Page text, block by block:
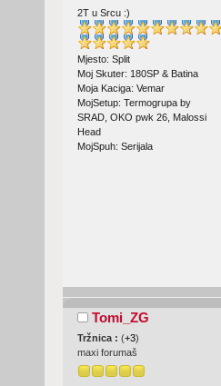
2T u Srcu :)
Mjesto: Split
Moj Skuter: 180SP & Batina
Moja Kaciga: Vemar
MojSetup: Termogrupa by
SRAD, OKO pwk 26, Malossi
Head
MojSpuh: Serijala
Tomi_ZG
Tržnica : (+3)
maxi forumaš